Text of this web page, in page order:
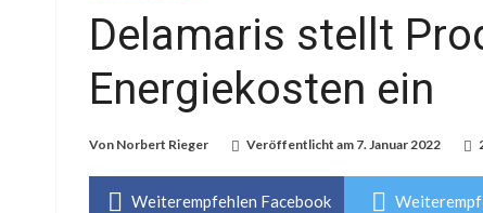
Delamaris stellt
Energiekosten ein
Von Norbert Rieger Veröffentlicht am 7. Januar 2022
Weiterempfehlen Facebook